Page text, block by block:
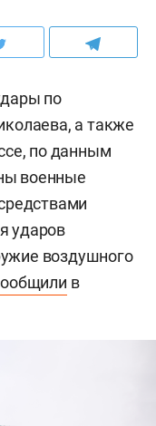
по
а также
по данным
военные
ударов
воздушного
в